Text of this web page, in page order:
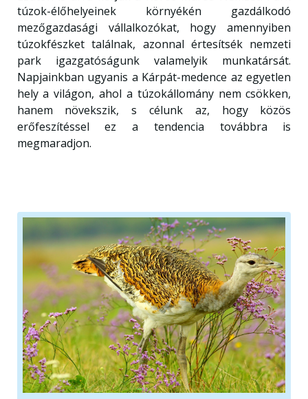
túzok-élőhelyeinek környékén gazdálkodó
mezőgazdasági vállalkozókat, hogy amennyiben
túzokfészket találnak, azonnal értesítsék nemzeti
park igazgatóságunk valamelyik munkatársát.
Napjainkban ugyanis a Kárpát-medence az egyetlen
hely a világon, ahol a túzokállomány nem csökken,
hanem növekszik, s célunk az, hogy közös
erőfeszítéssel ez a tendencia továbbra is
megmaradjon.